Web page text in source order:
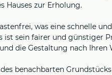
Hauses zur Erholung.
was eine schnelle
sein fairer und günstiger
die Gestaltung nach Ihren
benachbarten